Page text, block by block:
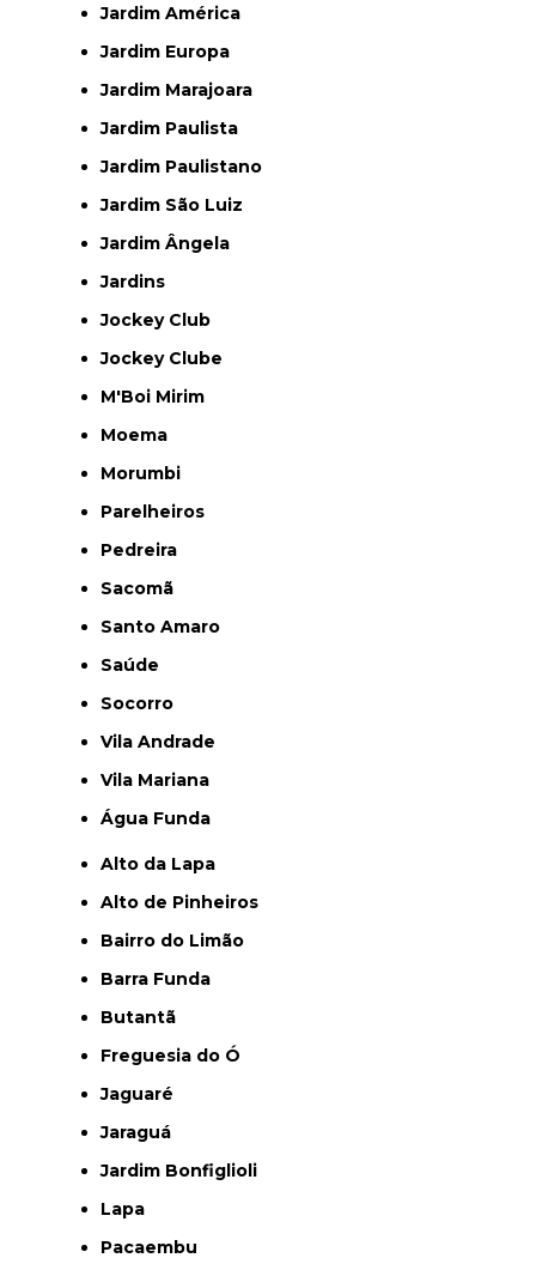
Jardim América
Jardim Europa
Jardim Marajoara
Jardim Paulista
Jardim Paulistano
Jardim São Luiz
Jardim Ângela
Jardins
Jockey Club
Jockey Clube
M'Boi Mirim
Moema
Morumbi
Parelheiros
Pedreira
Sacomã
Santo Amaro
Saúde
Socorro
Vila Andrade
Vila Mariana
Água Funda
Alto da Lapa
Alto de Pinheiros
Bairro do Limão
Barra Funda
Butantã
Freguesia do Ó
Jaguaré
Jaraguá
Jardim Bonfiglioli
Lapa
Pacaembu